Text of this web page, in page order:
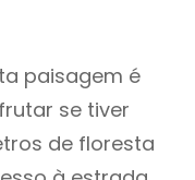
paisagem é
se tiver
de floresta